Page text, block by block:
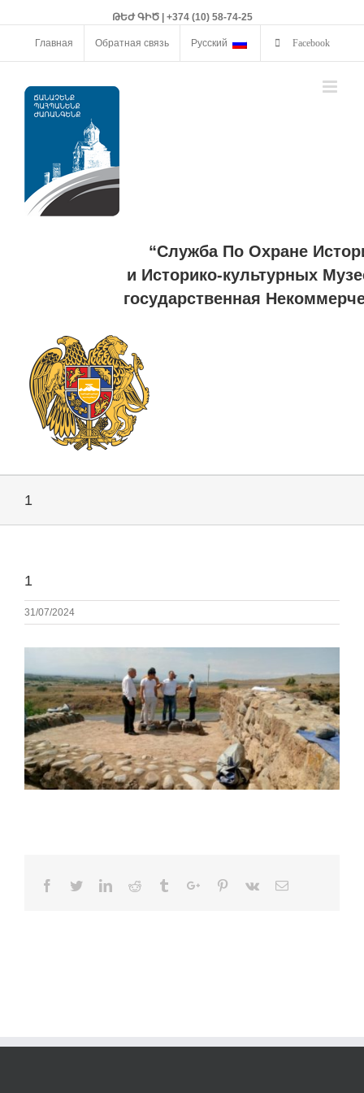
ԹԵԺ ԳԻԾ | +374 (10) 58-74-25
Главная Обратная связь Русский Facebook
“Служба По Охране
и Историко-культурных
государственная
1
1
31/07/2024
Facebook
TwitterLinkedinReddit TumblrGoogle+Pinterest
Vk Email